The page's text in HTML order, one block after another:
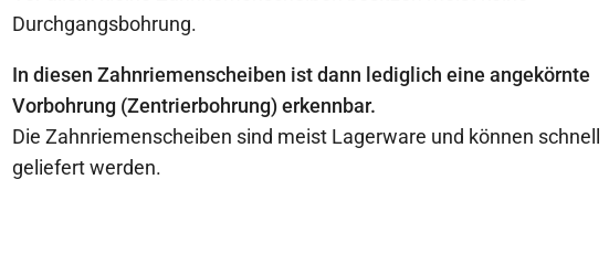
Durchgangsbohrung.
In diesen Zahnriemenscheiben ist dann lediglich eine angekörnte
Vorbohrung (Zentrierbohrung) erkennbar.
Die Zahnriemenscheiben sind meist Lagerware und können schnell
geliefert werden.